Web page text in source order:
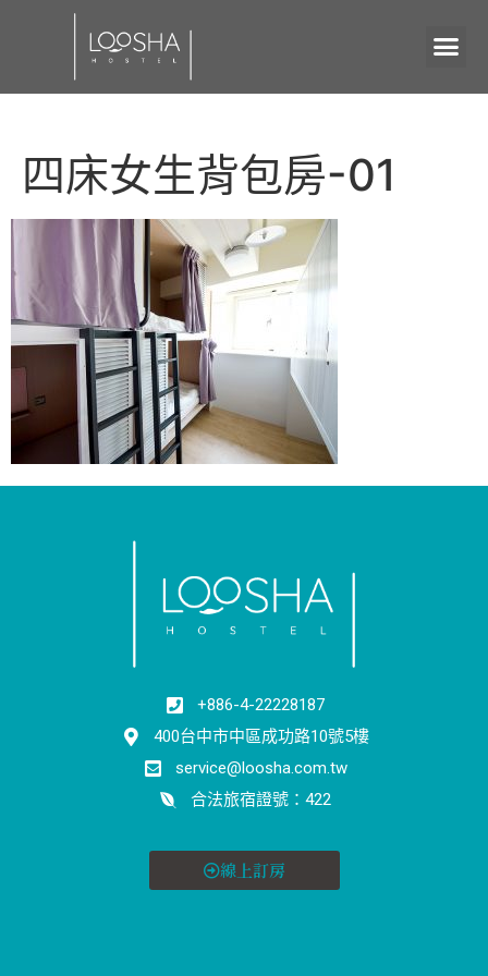
四床女生背包房-01
+886-4-22228187
400台中市中區成功路10號5樓
service@loosha.com.tw
合法旅宿證號：422
線上訂房